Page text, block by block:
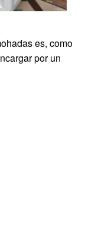
es, como
por un